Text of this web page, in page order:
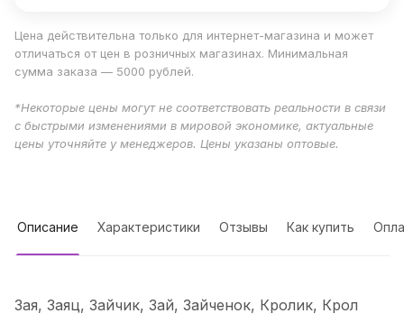
Цена действительна только для интернет-магазина и может
отличаться от цен в розничных магазинах. Минимальная
сумма заказа — 5000 рублей.
*Некоторые цены могут не соответствовать реальности в связи
с быстрыми изменениями в мировой экономике, актуальные
цены уточняйте у менеджеров. Цены указаны оптовые.
Описание Характеристики Отзывы Как купить
Зая, Заяц, Зайчик, Зай, Зайченок, Кролик, Крол